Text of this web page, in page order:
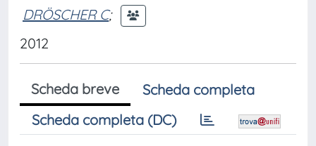
DRÖSCHER C;
2012
Scheda breve
Scheda completa
Scheda completa (DC)